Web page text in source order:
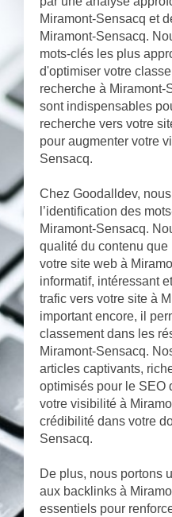
Miramont-Sensacq et
Miramont-Sensacq.
mots-clés les plus
d'optimiser votre
recherche à Miramont-
sont indispensables
recherche vers votre
pour augmenter votre
Sensacq.
Chez Goodalldev,
l’identification des
Miramont-Sensacq.
qualité du contenu
votre site web à
informatif, intéressant
trafic vers votre site à
important encore, il
classement dans les
Miramont-Sensacq.
articles captivants,
optimisés pour le SEO
votre visibilité à
crédibilité dans votre
Sensacq.
De plus, nous portons
aux backlinks à
essentiels pour